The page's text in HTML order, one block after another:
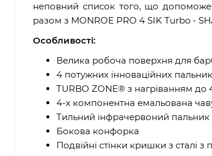
неповний список того, що допоможе
разом з MONROE PRO 4 SIK Turbo -
Особливості:
Велика робоча поверхня для
4 потужних інноваційних
TURBO ZONE® з нагріванням до
4-х компонентна емальована
Тильний інфрачервоний пальник
Бокова конфорка
Подвійні стінки кришки з сталі